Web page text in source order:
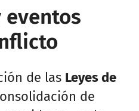
eventos
de las Leyes de
de